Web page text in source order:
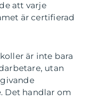
att varje
är certifierad
är inte bara
utan
Det handlar om